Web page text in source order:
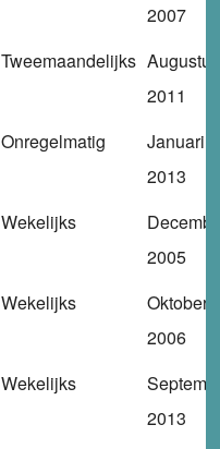
2007
Tweemaandelijks Augustus
2011
Onregelmatig
Januari
2013
Wekelijks
2005
Wekelijks
Oktober
2006
Wekelijks
2013